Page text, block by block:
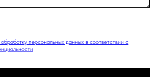
персональных данных в соответствии с